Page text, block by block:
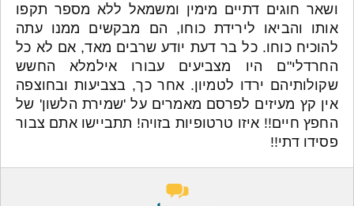
ושאר חוגים דתיים מימין ומשמאל ללא מספר תקפו
אותו והביאו לירידת כוחו, הם מבקשים ממנו עתה
להוכיח כוחו. כל בר דעת יודע שרבים מאד, אם לא כל
החרדלי"ם היו מצביעים עבורו אילמלא החשש
שקולותיהם ירדו לטמיון. אחר כך, בצביעות ובחוצפה
אין קץ מעיזים לפרסם מאמרים על 'שמירת הלשון' של
החפץ חיים!! איזו טרטופיות בזויה! תתביישו אתם צבור
פסידו דתי!!